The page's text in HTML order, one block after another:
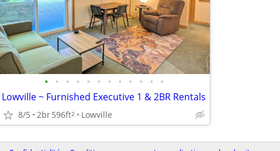
• • • • • • • • • • • •
Lowville ~ Furnished Executive 1 & 2BR Rentals
8/5 2br596ft2 Lowville